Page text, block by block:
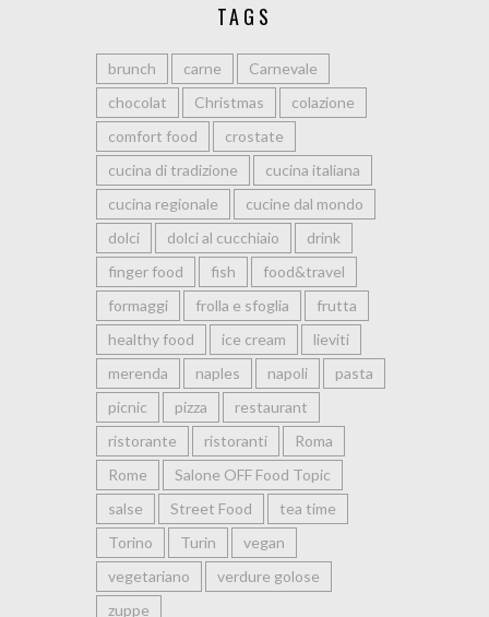
TAGS
brunch carne
Carnevale
chocolat
Christmas
colazione
comfort food
crostate
cucina di tradizione
cucina italiana
cucina regionale
cucine dal mondo
dolci
dolci al cucchiaio
drink
finger food
fish
food&travel
formaggi
frolla e sfoglia
frutta
healthy food
ice cream
lieviti
merenda
naples napoli
pasta
picnic
pizza
restaurant
ristorante
ristoranti
Roma
Rome
Salone OFF Food Topic
salse
Street Food
tea time
Torino
Turin
vegan
vegetariano
verdure golose
zuppe